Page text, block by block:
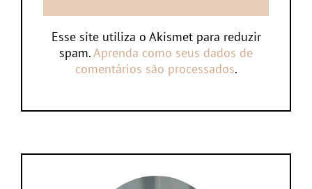
Esse site utiliza o Akismet para reduzir
spam.Aprenda como seus dados de
comentários são processados.